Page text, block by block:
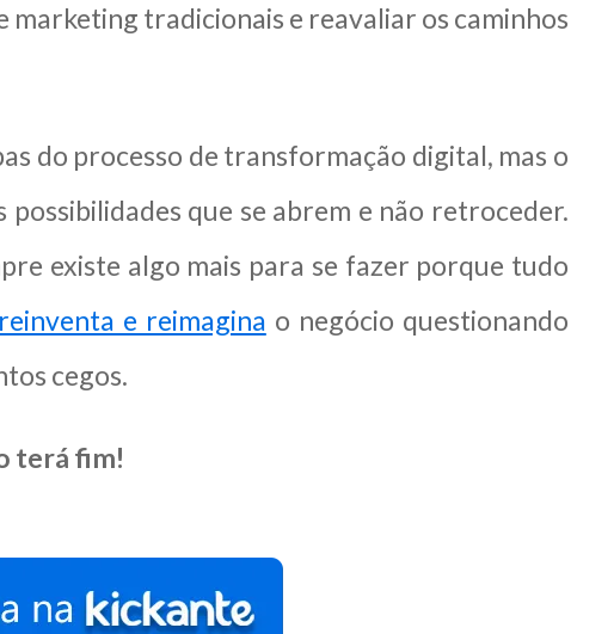
marketing tradicionais e reavaliar os caminhos
do processo de transformação digital, mas o
que se abrem e não retroceder.
existe algo mais para se fazer porque tudo
reinventa e reimagina o negócio questionando
cegos.
terá fim!